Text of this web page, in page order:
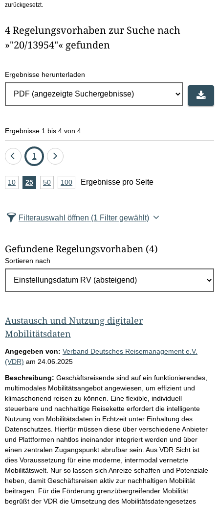
zurückgesetzt.
4 Regelungsvorhaben zur Suche nach
»"20/13954"« gefunden
Ergebnisse herunterladen
Ergebnisse 1 bis 4 von 4
Eine
zurück
Seite
1
Eine
vor
A
z
l
E
g
e
b
n
i
s
s
e
p
r
o
S
e
i
t
e
10Ergebnisse
25Ergebnisse
50Ergebnisse
100Ergebnisse
Ergebnisse pro Seite
Filterauswahl öffnen (1 Filter gewählt)
Gefundene Regelungsvorhaben (4)
Sortieren nach
Austausch und Nutzung digitaler
Mobilitätsdaten
Angegeben von: Verband Deutsches Reisemanagement e.V.
(VDR) am 24.06.2025
Beschreibung: Geschäftsreisende sind auf ein funktionierendes,
multimodales Mobilitätsangebot angewiesen, um effizient und
klimaschonend reisen zu können. Eine flexible, individuell
steuerbare und nachhaltige Reisekette erfordert die intelligente
Nutzung von Mobilitätsdaten in Echtzeit unter Einhaltung des
Datenschutzes. Hierfür müssen diese über verschiedene Anbieter
und Plattformen nahtlos ineinander integriert werden und über
einen zentralen Zugangspunkt abrufbar sein. Aus VDR Sicht ist
dies Voraussetzung für eine moderne, intermodal vernetzte
Mobilitätswelt. Nur so lassen sich Anreize schaffen und Potenziale
heben, damit Geschäftsreisen aktiv zur nachhaltigen Mobilität
beitragen. Für die Förderung grenzübergreifender Mobilität
begrüßt der VDR die Umsetzung des Mobilitätsdatengesetzes